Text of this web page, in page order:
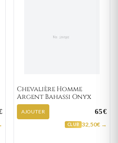
Chevalière Homme
Argent Bahassi Onyx
AJOUTER 65€
CLUB 32,50€ →